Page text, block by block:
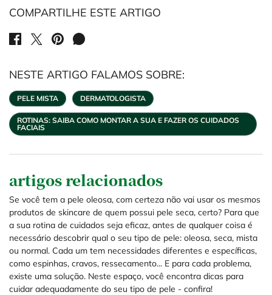
COMPARTILHE ESTE ARTIGO
SHARE ON FACEBOOK
SHARE ON TWITTER
SHARE ON PINTEREST
SHARE ON WHATSAPP
NESTE ARTIGO FALAMOS SOBRE:
PELE MISTA DERMATOLOGISTA
ROTINAS: SAIBA COMO MONTAR A SUA E FAZER OS CUIDADOS
FACIAIS
artigos relacionados
Se você tem a pele oleosa, com certeza não vai usar os mesmos
produtos de skincare de quem possui pele seca, certo? Para que
a sua rotina de cuidados seja eficaz, antes de qualquer coisa é
necessário descobrir qual o seu tipo de pele: oleosa, seca, mista
ou normal. Cada um tem necessidades diferentes e específicas,
como espinhas, cravos, ressecamento... E para cada problema,
existe uma solução. Neste espaço, você encontra dicas para
cuidar adequadamente do seu tipo de pele - confira!